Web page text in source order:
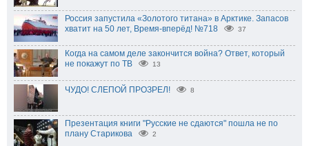
Россия запустила «Золотого титана» в Арктике. Запасов
хватит на 50 лет, Время-вперёд! №718
37
Когда на самом деле закончится война? Ответ, который
не покажут по ТВ
13
ЧУДО! СЛЕПОЙ ПРОЗРЕЛ! 8
Презентация книги "Русские не сдаются" пошла не по
плану Старикова
2